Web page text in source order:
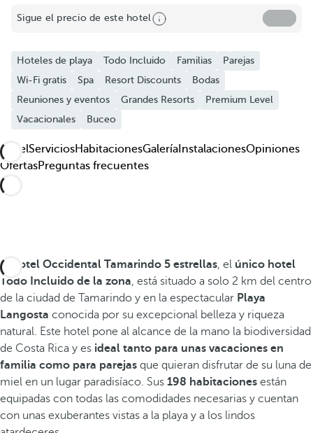
Sigue el precio de este hotel
Hoteles de playa Todo Incluido Familias
Parejas
Wi-Fi gratis
Spa Resort Discounts
Bodas
Reuniones y eventos
Grandes Resorts
Premium Level
Vacacionales
Buceo
HotelServiciosHabitacionesGalería InstalacionesOpiniones
OfertasPreguntas frecuentes
El hotel Occidental Tamarindo 5 estrellas , el único hotel
Todo Incluido de la zona , está situado a solo 2 km del centro
de la ciudad de Tamarindo y en la espectacular Playa
Langosta conocida por su excepcional belleza y riqueza
natural. Este hotel pone al alcance de la mano la biodiversidad
de Costa Rica y es ideal tanto para unas vacaciones en
familia como para parejas que quieran disfrutar de su luna de
miel en un lugar paradisíaco. Sus 198 habitaciones están
equipadas con todas las comodidades necesarias y cuentan
con unas exuberantes vistas a la playa y a los lindos